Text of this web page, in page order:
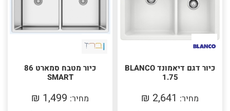
כיור דגם דיאמונד BLANCO
1.75
מחיר: 2,641 ₪‎
כיור מטבח סמארט 86
SMART
מחיר: 1,499 ₪‎